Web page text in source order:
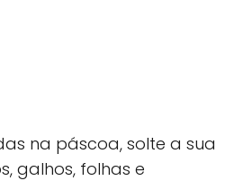
na páscoa, solte a sua
galhos, folhas e